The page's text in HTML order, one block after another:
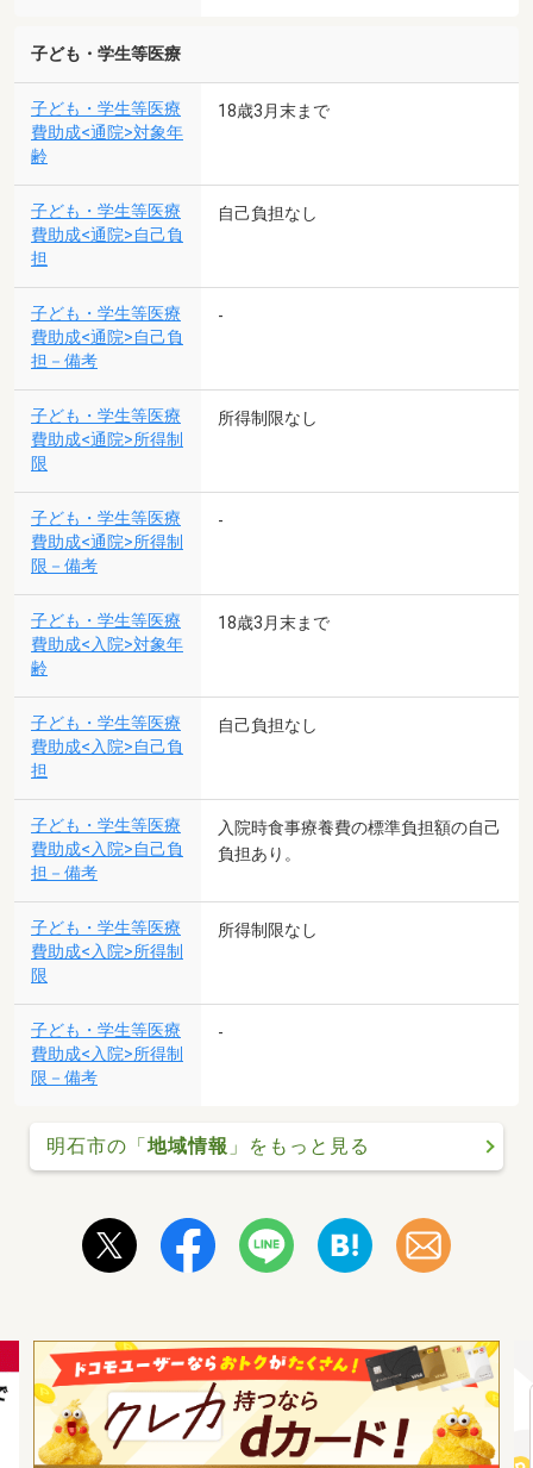
子ども・学生等医療
子ども・学生等医療
費助成<通院>対象年
齢
18歳3月末まで
子ども・学生等医療
費助成<通院>自己負
担
自己負担なし
子ども・学生等医療
費助成<通院>自己負
担－備考
-
子ども・学生等医療
費助成<通院>所得制
限
所得制限なし
子ども・学生等医療
費助成<通院>所得制
限－備考
-
子ども・学生等医療
費助成<入院>対象年
齢
18歳3月末まで
子ども・学生等医療
費助成<入院>自己負
担
自己負担なし
子ども・学生等医療
費助成<入院>自己負
担－備考
入院時食事療養費の標準負担額の自己
負担あり。
子ども・学生等医療
費助成<入院>所得制
限
所得制限なし
子ども・学生等医療
費助成<入院>所得制
限－備考
-
明石市の「地域情報 」をもっと見る